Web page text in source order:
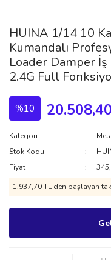
HUINA 1/14 10
Kumandalı
Loader Damper İş
2.4G Full
%10
Kategori
Stok Kodu
Fiyat
1.937,70 TL den başlayan